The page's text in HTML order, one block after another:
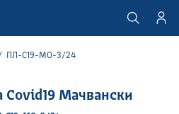
ПЛ-C19-МО-3/24
Covid19 Мачвански